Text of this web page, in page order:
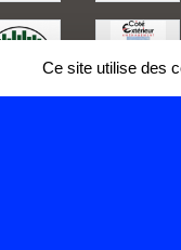
Ce site utilise des